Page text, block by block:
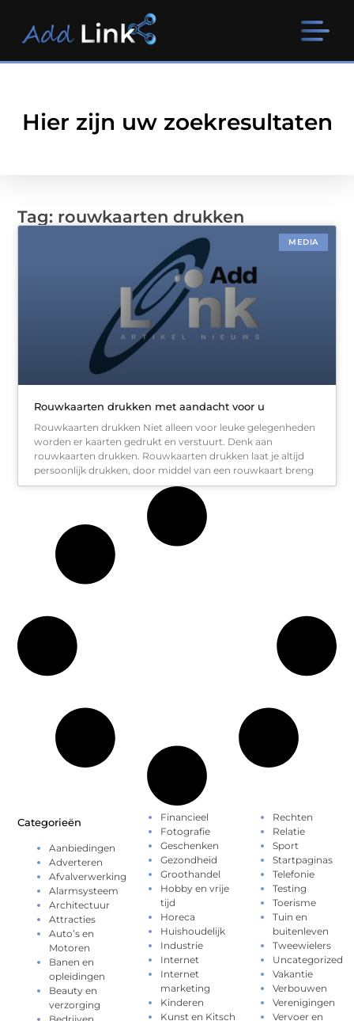
Hier zijn uw zoekresultaten
Tag: rouwkaarten drukken
MEDIA
Rouwkaarten drukken met aandacht voor u
Rouwkaarten drukken Niet alleen voor leuke gelegenheden
worden er kaarten gedrukt en verstuurt. Denk aan
rouwkaarten drukken. Rouwkaarten drukken laat je altijd
persoonlijk drukken, door middel van een rouwkaart breng
Categorieën
Aanbiedingen
Adverteren
Afvalverwerking
Alarmsysteem
Architectuur
Attracties
Auto’s en
Motoren
Banen en
opleidingen
Beauty en
verzorging
Financieel
Fotografie
Geschenken
Gezondheid
Groothandel
Hobby en vrije
tijd
Horeca
Huishoudelijk
Industrie
Internet
Internet
marketing
Kinderen
Kunst en Kitsch
Rechten
Relatie
Sport
Startpaginas
Telefonie
Testing
Toerisme
Tuin en
buitenleven
Tweewielers
Uncategorized
Vakantie
Verbouwen
Verenigingen
Vervoer en